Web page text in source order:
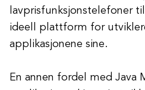
lavprisfunksjonstelefoner
ideell plattform for
applikasjonene sine.
En annen fordel med Java